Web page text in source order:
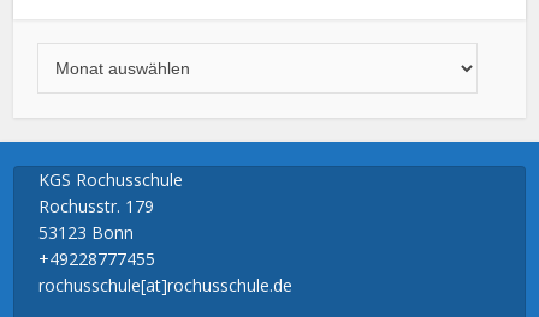
KGS Rochusschule
Rochusstr. 179
53123 Bonn
+49228777455
rochusschule[at]rochusschule.de